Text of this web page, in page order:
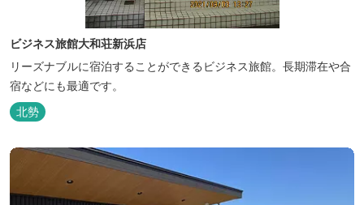
ビジネス旅館大和荘新浜店
リーズナブルに宿泊することができるビジネス旅館。長期滞在や合
宿などにも最適です。
北勢